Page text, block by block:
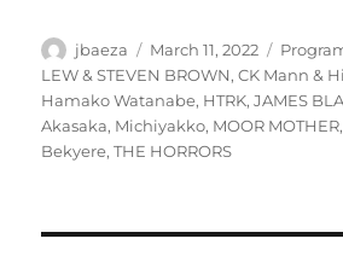
Author
jbaeza
Posted
on
March 11, 2022
LEW & STEVEN BROWN,CK Mann &
Hamako Watanabe, HTRK,JAMES
Akasaka, Michiyakko, MOOR MOTHER
Bekyere,THE HORRORS